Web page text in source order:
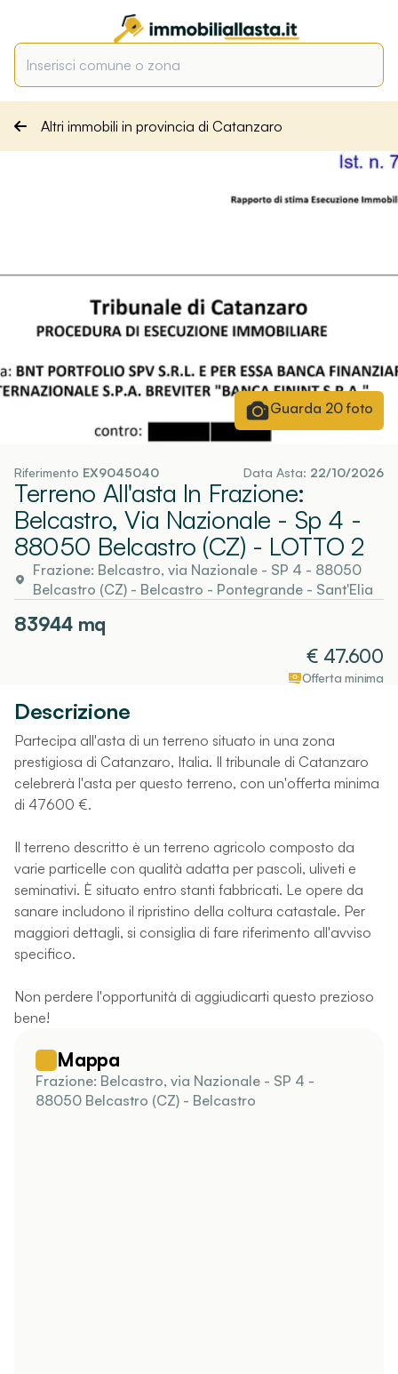
Altri immobili in provincia di Catanzaro
Guarda 20foto
Riferimento EX9045040 Data Asta: 22/10/2026
Terreno All'asta In Frazione:
Belcastro, Via Nazionale - Sp 4 -
88050 Belcastro (CZ) - LOTTO 2
Frazione: Belcastro, via Nazionale - SP 4 - 88050
Belcastro (CZ)- Belcastro - Pontegrande - Sant'Elia
83944mq
€ 47.600
Offerta minima
Descrizione
Partecipa all'asta di un terreno situato in una zona
prestigiosa di Catanzaro, Italia. Il tribunale di Catanzaro
celebrerà l'asta per questo terreno, con un'offerta minima
di 47600 €.
Il terreno descritto è un terreno agricolo composto da
varie particelle con qualità adatta per pascoli, uliveti e
seminativi. È situato entro stanti fabbricati. Le opere da
sanare includono il ripristino della coltura catastale. Per
maggiori dettagli, si consiglia di fare riferimento all'avviso
specifico.
Non perdere l'opportunità di aggiudicarti questo prezioso
bene!
Mappa
Frazione: Belcastro, via Nazionale - SP 4 -
88050 Belcastro (CZ) - Belcastro